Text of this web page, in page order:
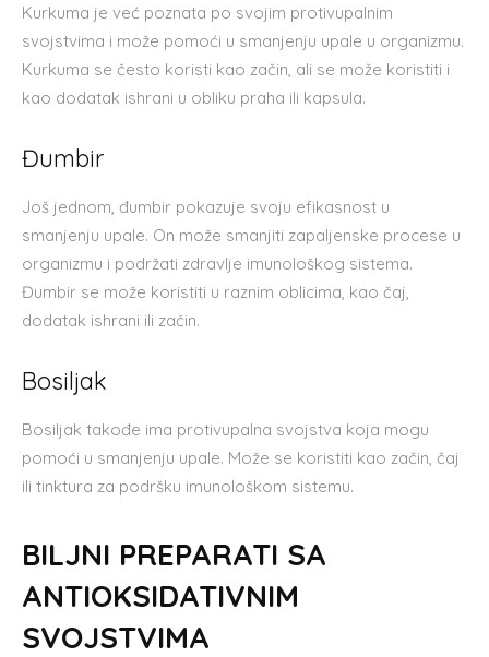
Kurkuma je već poznata po svojim protivupalnim
svojstvima i može pomoći u smanjenju upale u organizmu.
Kurkuma se često koristi kao začin, ali se može koristiti i
kao dodatak ishrani u obliku praha ili kapsula.
Đumbir
Još jednom, đumbir pokazuje svoju efikasnost u
smanjenju upale. On može smanjiti zapaljenske procese u
organizmu i podržati zdravlje imunološkog sistema.
Đumbir se može koristiti u raznim oblicima, kao čaj,
dodatak ishrani ili začin.
Bosiljak
Bosiljak takođe ima protivupalna svojstva koja mogu
pomoći u smanjenju upale. Može se koristiti kao začin, čaj
ili tinktura za podršku imunološkom sistemu.
BILJNI PREPARATI SA
ANTIOKSIDATIVNIM
SVOJSTVIMA